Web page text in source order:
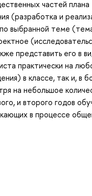
частей плана
(разработка и
выбранной теме
представить его в
практически на
в классе, так и, в
на небольшое
и второго годов
в процессе